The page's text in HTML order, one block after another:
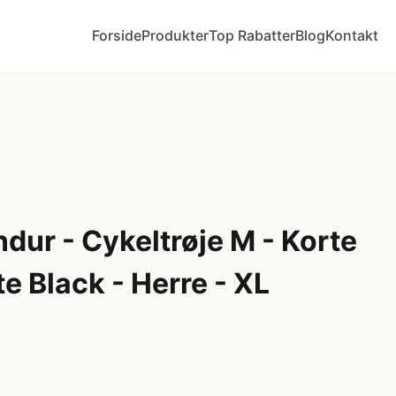
ForsideProdukterTop RabatterBlogKontakt
- Cykeltrøje M - Korte
Black - Herre - XL